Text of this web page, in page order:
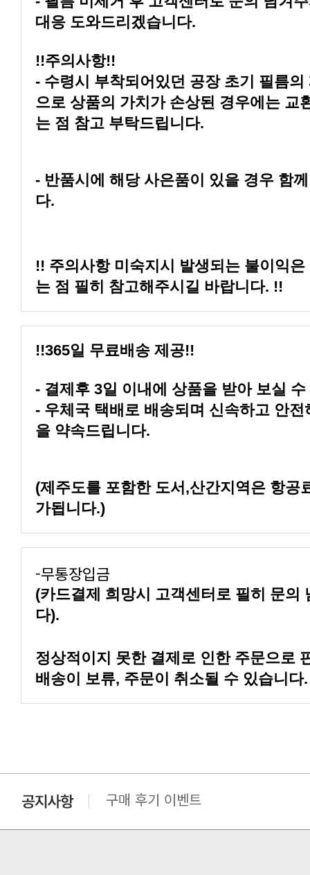
대응 도와드리겠습니다.
!!주의사항!!
는 점 참고 부탁드립니다.
다.
는 점 필히 참고해주시길 바랍니다. !!
!!365일 무료배송 제공!!
- 결제후 3일 이내에 상품을 받아 보실
을 약속드립니다.
가됩니다.)
-무통장입금
다).
배송이 보류, 주문이 취소될 수 있습니다.
클린 공장명 변경